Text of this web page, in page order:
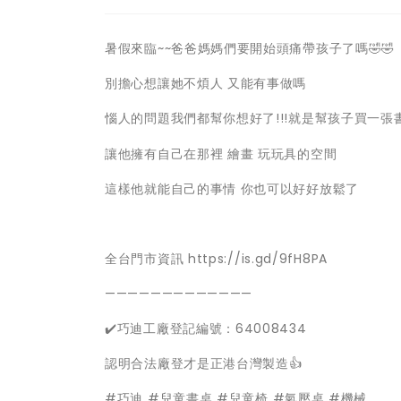
暑假來臨~~爸爸媽媽們要開始頭痛帶孩子了嗎🤣🤣
別擔心想讓她不煩人 又能有事做嗎
惱人的問題我們都幫你想好了!!!就是幫孩子買一張
讓他擁有自己在那裡 繪畫 玩玩具的空間
這樣他就能自己的事情 你也可以好好放鬆了
全台門市資訊 https://is.gd/9fH8PA
—————————————
✔️巧迪工廠登記編號：64008434
認明合法廠登才是正港台灣製造👍